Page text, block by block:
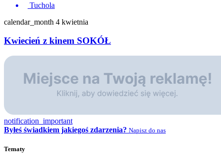
Tuchola
calendar_month 4 kwietnia
Kwiecień z kinem SOKÓŁ
notification_important
Byłeś świadkiem jakiegoś zdarzenia? Napisz do nas
Tematy